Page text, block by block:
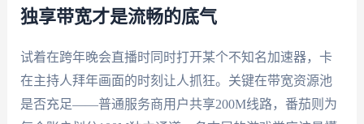
独享带宽才是流畅的底气
试着在跨年晚会直播时同时打开某个不知名加速器，卡
在主持人拜年画面的时刻让人抓狂。关键在带宽资源池
是否充足——普通服务商用户共享200M线路，番茄则为